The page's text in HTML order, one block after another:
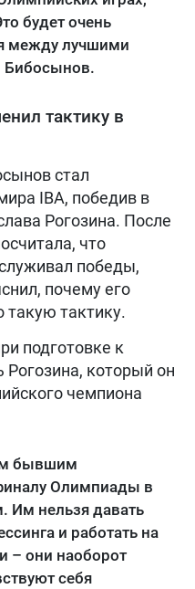
будет очень
между лучшими
Бибосынов.
тактику в
стал
IBA, победив в
Рогозина. После
что
победы,
почему его
тактику.
подготовке к
Рогозина, который он
чемпиона
бывшим
Олимпиады в
Им нельзя давать
и работать на
– они наоборот
себя